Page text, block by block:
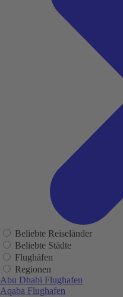
Beliebte Reiseländer
Beliebte Städte
Flughäfen
Regionen
Abu Dhabi Flughafen
Aqaba Flughafen